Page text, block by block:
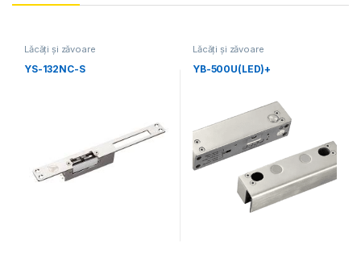
Lăcăți și zăvoare
electromecanice
YS-132NC-S
Lăcăți și zăvoare
electromecanice
YB-500U(LED)+